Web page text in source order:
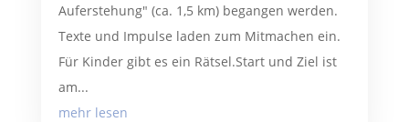
Auferstehung" (ca. 1,5 km) begangen werden.
Texte und Impulse laden zum Mitmachen ein.
Für Kinder gibt es ein Rätsel.Start und Ziel ist
am...
mehr lesen